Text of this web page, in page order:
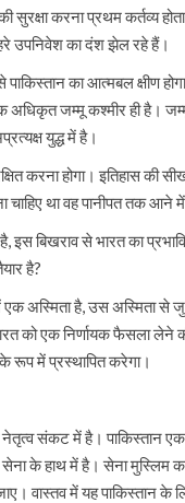
करना प्रथम कर्तव्य होता
उपनिवेश का दंश झेल रहे हैं।
का आत्मबल क्षीण
जम्मू कश्मीर ही है।
युद्ध में है।
करना होगा। इतिहास की
चाहिए था वह पानीपत तक
इस बिखराव से भारत का
है?
एक अस्मिता है, उस अस्मिता से
को एक निर्णायक फैसला लेने
रूप में प्रस्थापित करेगा।
नेतृत्व संकट में है।
के हाथ में है। सेना मुस्लिम
वास्तव में यह पाकिस्तान के